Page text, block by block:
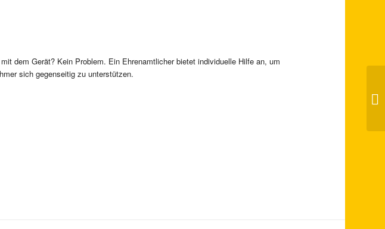
dem Gerät? Kein Problem. Ein Ehrenamtlicher bietet individuelle Hilfe an, um
sich gegenseitig zu unterstützen.